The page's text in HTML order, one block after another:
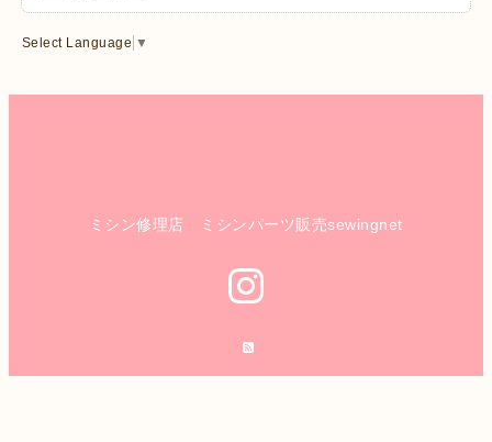
Select Language ▼
ミシン修理店 ミシンパーツ販売sewingnet